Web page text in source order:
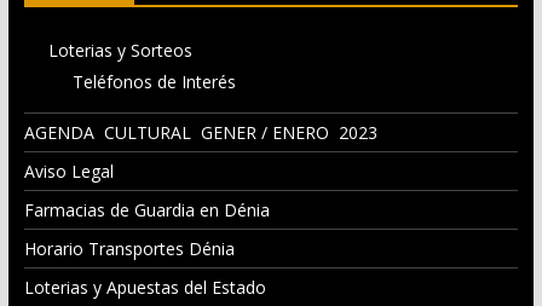
Loterias y Sorteos
Teléfonos de Interés
AGENDA CULTURAL GENER / ENERO 2023
Aviso Legal
Farmacias de Guardia en Dénia
Horario Transportes Dénia
Loterias y Apuestas del Estado